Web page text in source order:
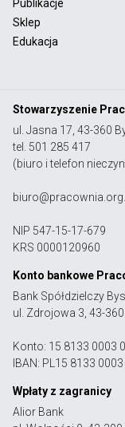
Publikacje
Sklep
Edukacja
Stowarzyszenie
ul. Jasna 17, 43-360
tel. 501 285 417
(biuro i telefon
NIP 547-15-17-679
KRS 0000120960
Konto bankowe
Bank Spółdzielczy
ul. Zdrojowa 3, 43-
Konto: 15 8133 0003
IBAN: PL15 8133
Wpłaty z zagranicy
Alior Bank